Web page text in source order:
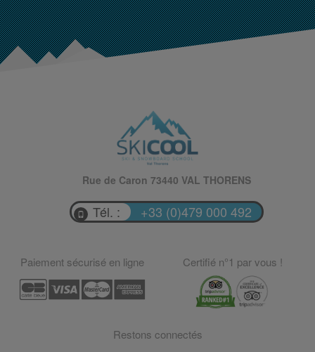
Rue de Caron 73440 VAL THORENS
Tél. : +33 (0)479 000 492
Paiement sécurisé en ligne Certifié n°1 par vous !
Restons connectés